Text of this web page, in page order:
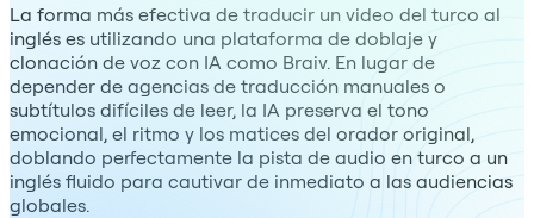
La forma más efectiva de traducir un video del turco al
inglés es utilizando una plataforma de doblaje y
clonación de voz con IA como Braiv. En lugar de
depender de agencias de traducción manuales o
subtítulos difíciles de leer, la IA preserva el tono
emocional, el ritmo y los matices del orador original,
doblando perfectamente la pista de audio en turco a un
inglés fluido para cautivar de inmediato a las audiencias
globales.